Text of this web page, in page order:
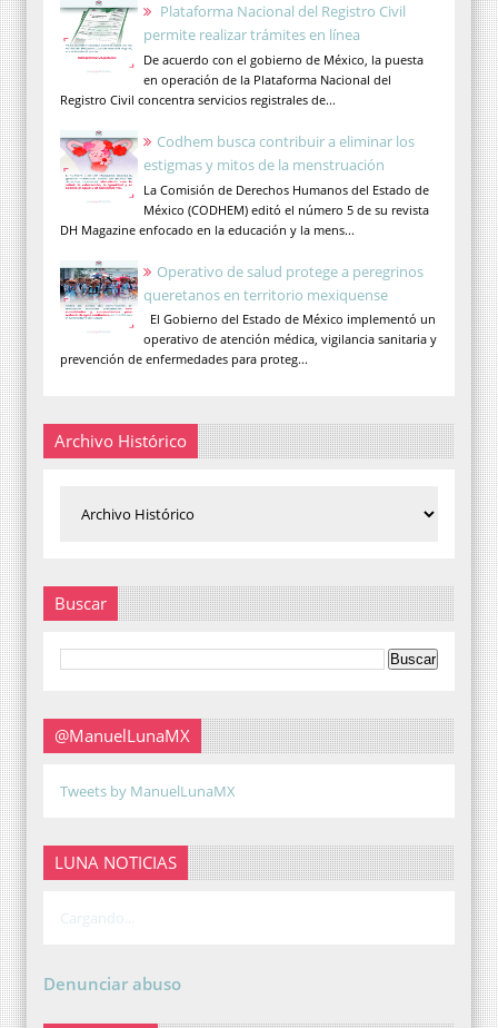
Plataforma Nacional del Registro Civil
permite realizar trámites en línea
De acuerdo con el gobierno de México, la puesta
en operación de la Plataforma Nacional del
Registro Civil concentra servicios registrales de...
Codhem busca contribuir a eliminar los
estigmas y mitos de la menstruación
La Comisión de Derechos Humanos del Estado de
México (CODHEM) editó el número 5 de su revista
DH Magazine enfocado en la educación y la mens...
Operativo de salud protege a peregrinos
queretanos en territorio mexiquense
El Gobierno del Estado de México implementó un
operativo de atención médica, vigilancia sanitaria y
prevención de enfermedades para proteg...
Archivo Histórico
Buscar
@ManuelLunaMX
Tweets by ManuelLunaMX
LUNA NOTICIAS
Cargando...
Denunciar abuso